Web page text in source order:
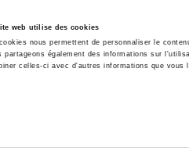
web utilise des cookies
nous permettent de personnaliser le
partageons également des informations sur
celles-ci avec d'autres informations que
Accueil